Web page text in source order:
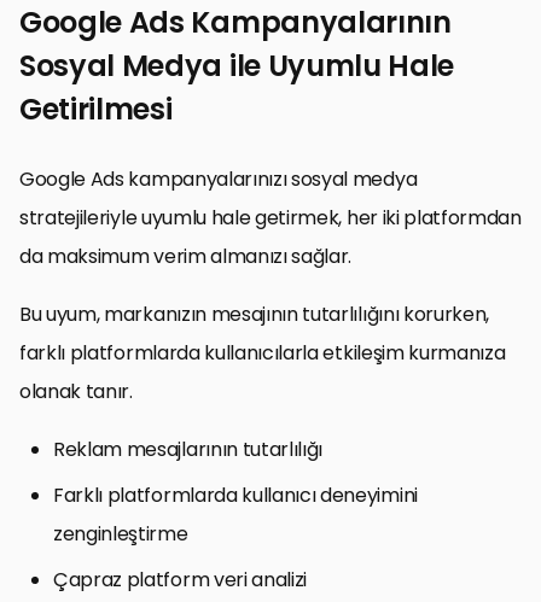
Google Ads Kampanyalarının
Sosyal Medya ile Uyumlu Hale
Getirilmesi
Google Ads kampanyalarınızı sosyal medya
stratejileriyle uyumlu hale getirmek, her iki platformdan
da maksimum verim almanızı sağlar.
Bu uyum, markanızın mesajının tutarlılığını korurken,
farklı platformlarda kullanıcılarla etkileşim kurmanıza
olanak tanır.
Reklam mesajlarının tutarlılığı
Farklı platformlarda kullanıcı deneyimini
zenginleştirme
Çapraz platform veri analizi